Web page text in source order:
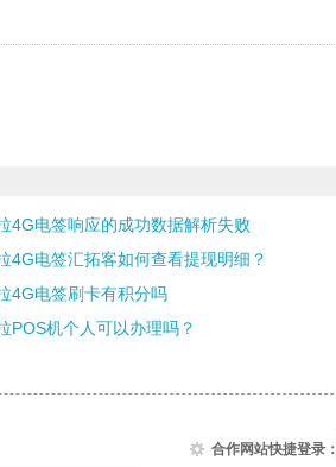
4G电签响应的成功数据解析失败
4G电签汇拓客如何查看提现明细？
4G电签刷卡有积分吗
POS机个人可以办理吗？
合作网站快捷登录：